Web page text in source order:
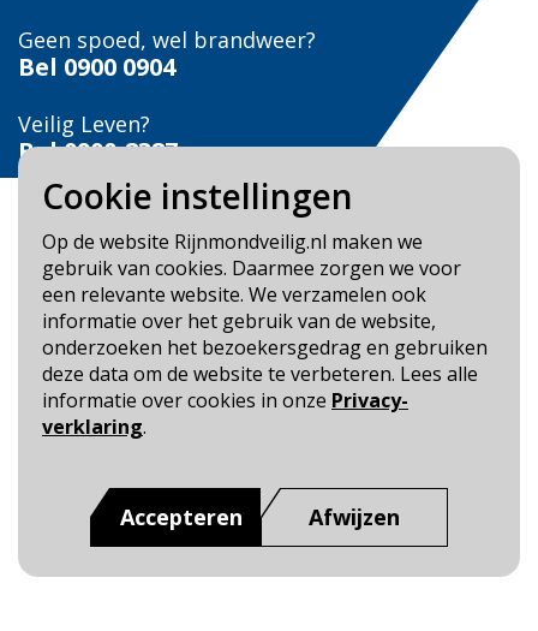
Cookie instellingen
Op de website Rijnmondveilig.nl maken we
gebruik van cookies. Daarmee zorgen we voor
een relevante website. We verzamelen ook
informatie over het gebruik van de website,
onderzoeken het bezoekersgedrag en gebruiken
deze data om de website te verbeteren. Lees alle
informatie over cookies in onze Privacy-
verklaring.
Accepteren Afwijzen
Geen spoed, wel brandweer?
Bel 0900 0904
Veilig Leven?
Bel 0900-8387
Blijf op de hoogte
Cookie- en Privacybeleid
Toegankelijkheid